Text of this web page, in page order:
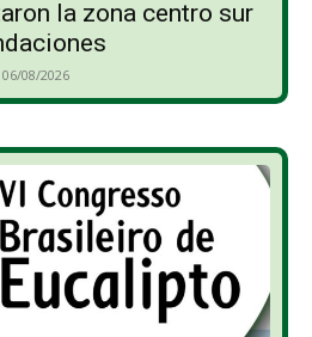
la zona centro sur
06/08/2026